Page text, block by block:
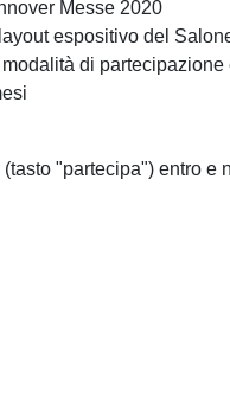
Messe 2020
espositivo del
di partecipazione
"partecipa") entro e